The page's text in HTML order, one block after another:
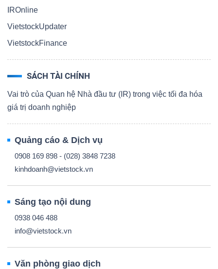
IROnline
VietstockUpdater
VietstockFinance
SÁCH TÀI CHÍNH
Vai trò của Quan hệ Nhà đầu tư (IR) trong việc tối đa hóa
giá trị doanh nghiệp
Quảng cáo & Dịch vụ
0908 169 898 - (028) 3848 7238
kinhdoanh@vietstock.vn
Sáng tạo nội dung
0938 046 488
info@vietstock.vn
Văn phòng giao dịch